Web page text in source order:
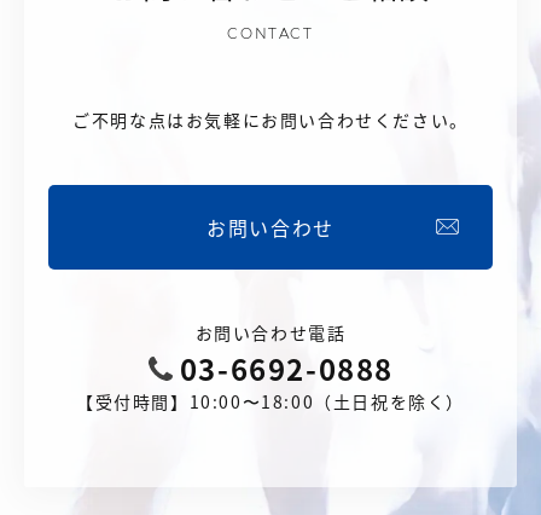
CONTACT
ご不明な点はお気軽にお問い合わせください。
お問い合わせ
お問い合わせ電話
03-6692-0888
【受付時間】10:00〜18:00（土日祝を除く）